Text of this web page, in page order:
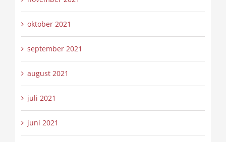
oktober 2021
september 2021
august 2021
juli 2021
juni 2021